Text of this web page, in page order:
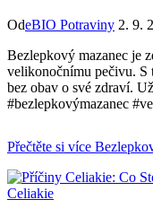
OdeBIO Potraviny 2. 9.
Bezlepkový mazanec je
velikonočnímu pečivu. S
bez obav o své zdraví.
#bezlepkovýmazanec
Přečtěte si více
Celiakie